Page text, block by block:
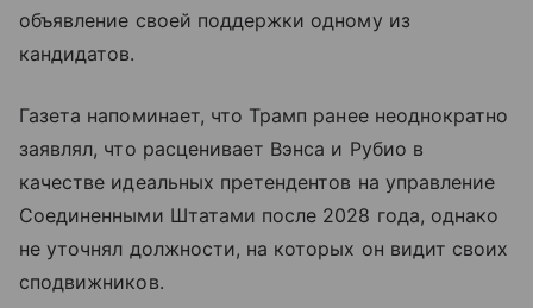
объявление своей поддержки одному из
кандидатов.
Газета напоминает, что Трамп ранее неоднократно
заявлял, что расценивает Вэнса и Рубио в
качестве идеальных претендентов на управление
Соединенными Штатами после 2028 года, однако
не уточнял должности, на которых он видит своих
сподвижников.